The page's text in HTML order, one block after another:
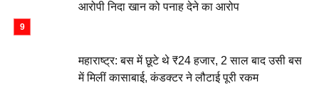
आरोपी निदा खान को पनाह देने का आरोप
महाराष्ट्र: बस में छूटे थे ₹24 हजार, 2 साल बाद उसी बस
में मिलीं कासाबाई, कंडक्टर ने लौटाई पूरी रकम